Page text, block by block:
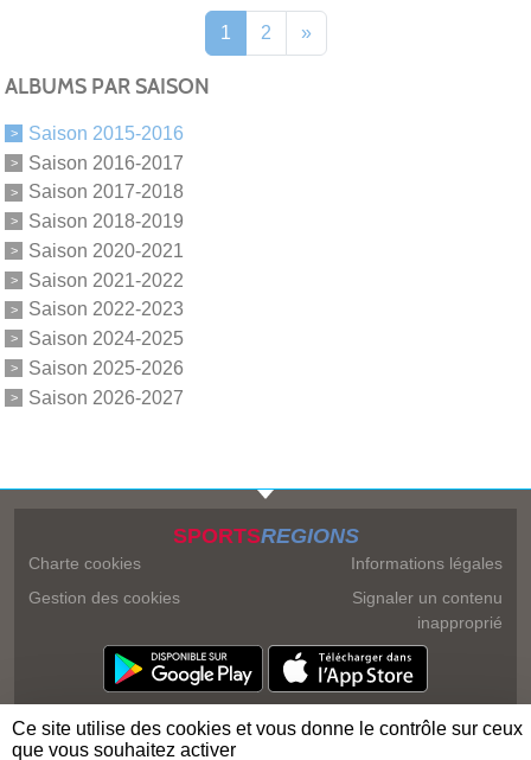
1 2 »
ALBUMS PAR SAISON
Saison 2015-2016
Saison 2016-2017
Saison 2017-2018
Saison 2018-2019
Saison 2020-2021
Saison 2021-2022
Saison 2022-2023
Saison 2024-2025
Saison 2025-2026
Saison 2026-2027
SPORTSREGIONS
Charte cookies
Gestion des cookies
Informations légales
Signaler un contenu
inapproprié
Ce site utilise des cookies et vous donne le contrôle sur ceux
que vous souhaitez activer